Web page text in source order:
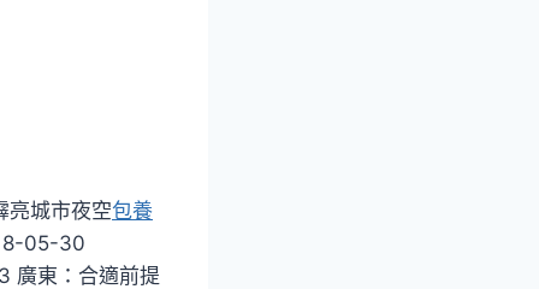
亮城市夜空包養
05-30
廣東：合適前提